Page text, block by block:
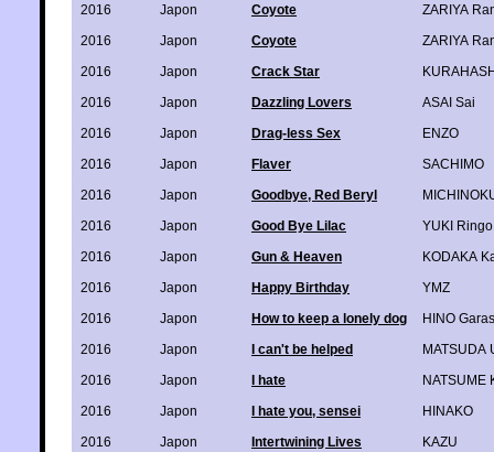
2016
Japon Coyote
ZARIYA
2016
Japon Coyote
ZARIYA
2016
Japon Crack Star
2016
Japon Dazzling Lovers
ASAI Sai
2016
Japon Drag-less Sex
ENZO
2016
Japon Flaver
SACHIMO
2016
Japon Goodbye, Red Beryl
2016
Japon Good Bye Lilac
YUKI Ringo
2016
Japon Gun & Heaven
KODAKA
2016
Japon Happy Birthday
YMZ
2016
Japon How to keep a lonely dog
HINO
2016
Japon I can't be helped
MATSUDA
2016
Japon I hate
NATSUME
2016
Japon I hate you, sensei
HINAKO
2016
Japon Intertwining Lives KAZU